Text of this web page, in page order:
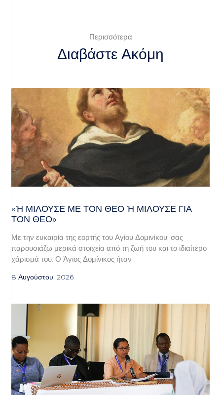
Περισσότερα
Διαβάστε Ακόμη
«Ή ΜΙΛΟΎΣΕ ΜΕ ΤΟΝ ΘΕΌ Ή ΜΙΛΟΎΣΕ ΓΙΑ ΤΟ
Ν ΘΕΌ»
Με την ευκαιρία της εορτής του Αγίου Δομινίκου, σας
παρουσιάζω μερικά στοιχεία από τη ζωή του και το ιδιαίτερο
χάρισμά του. Ο Άγιος Δομίνικος ήταν
8 Αυγούστου, 2026